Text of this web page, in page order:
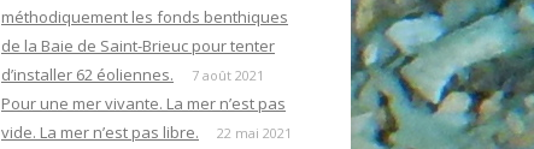
méthodiquement les fonds benthiques
de la Baie de Saint-Brieuc pour tenter
d’installer 62 éoliennes.
7 août 2021
Pour une mer vivante. La mer n’est pas
vide. La mer n’est pas libre.
22 mai 2021